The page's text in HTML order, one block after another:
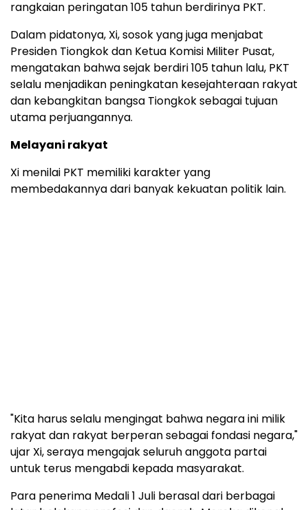
rangkaian peringatan 105 tahun berdirinya PKT.
Dalam pidatonya, Xi, sosok yang juga menjabat
Presiden Tiongkok dan Ketua Komisi Militer Pusat,
mengatakan bahwa sejak berdiri 105 tahun lalu, PKT
selalu menjadikan peningkatan kesejahteraan rakyat
dan kebangkitan bangsa Tiongkok sebagai tujuan
utama perjuangannya.
Melayani rakyat
Xi menilai PKT memiliki karakter yang
membedakannya dari banyak kekuatan politik lain.
"Kita harus selalu mengingat bahwa negara ini milik
rakyat dan rakyat berperan sebagai fondasi negara,"
ujar Xi, seraya mengajak seluruh anggota partai
untuk terus mengabdi kepada masyarakat.
Para penerima Medali 1 Juli berasal dari berbagai